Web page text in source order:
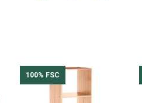
100% FSC